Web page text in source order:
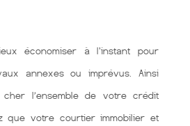
économiser à l'instant pour
annexes ou imprévus. Ainsi
l’ensemble de votre crédit
que votre courtier immobilier et